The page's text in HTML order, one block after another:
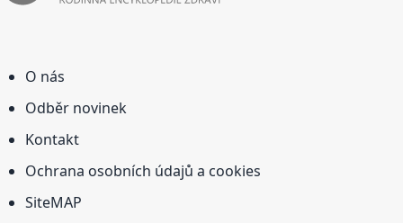
O nás
Odběr novinek
Kontakt
Ochrana osobních údajů a cookies
SiteMAP